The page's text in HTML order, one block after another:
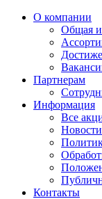
О компании
Общая
Партнерам
Информация
Все
Новости
Контакты